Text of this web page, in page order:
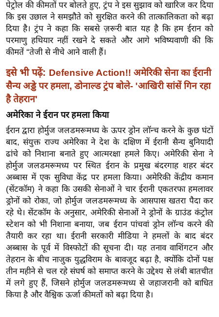
या
सा
हि
त्य
ग
त
ऑ
टो
व
र्ल्ड
न्यू
ज
ब्री
फ
म
नो
रं
ज
न
ज
ग
त
पेट्रोल की कीमतों पर बोलते हुए, ट्रंप ने इस सुझाव को खारिज कर दिया
कि इस उछाल ने समझौते को सुरक्षित करने की तात्कालिकता को बढ़ा
दिया है। ट्रंप ने कहा कि सबसे ज़रूरी बात यह है कि हम ईरान को
परमाणु हथियार नहीं रखने दे सकते और आगे भविष्यवाणी की कि
कीमतें “तेजी से नीचे आने वाली हैं।
इसे भी पढ़ें: Defensive Action!! अमेरिकी सेना का ईरानी
सैन्य अड्डे पर हमला, डोनाल्ड ट्रंप बोले- 'आखिरी सांसें गिन रहा
है तेहरान'
अमेरिका ने ईरान पर हमला किया
ईरान द्वारा होर्मुज जलडमरूमध्य के ऊपर ड्रोन लॉन्च करने के कुछ घंटों
बाद, संयुक्त राज्य अमेरिका ने देश के दक्षिण में ईरानी सैन्य बुनियादी
ढांचे को निशाना बनाते हुए आत्मरक्षा हमले किए। अमेरिकी सेना ने
होर्मुज जलडमरूमध्य पर स्थित ईरान के प्रमुख बंदरगाह शहर बंदर
अब्बास में एक सुविधा केंद्र पर हमला किया। अमेरिकी केंद्रीय कमान
(सेंटकॉम) ने कहा कि उसकी सेनाओं ने चार ईरानी एकतरफा हमलावर
ड्रोनों को रोका, जो होर्मुज जलडमरूमध्य के आसपास खतरा पैदा कर
रहे थे। सेंटकॉम के अनुसार, अमेरिकी सेनाओं ने ड्रोनों के ग्राउंड कंट्रोल
स्टेशन को भी निशाना बनाया, जब ईरान पांचवां ड्रोन लॉन्च करने की
तैयारी कर रहा था। ईरानी सरकारी मीडिया ने हमलों के बाद बंदर
अब्बास के पूर्व में विस्फोटों की सूचना दी। यह तनाव वाशिंगटन और
तेहरान के बीच नाजुक युद्धविराम के बावजूद बढ़ा है, क्योंकि दोनों पक्ष
तीन महीने से चल रहे संघर्ष को समाप्त करने के उद्देश्य से लंबी बातचीत
में लगे हुए हैं, जिसने होर्मुज जलडमरूमध्य से जहाजरानी को बाधित
किया है और वैश्विक ऊर्जा कीमतों को बढ़ा दिया है।